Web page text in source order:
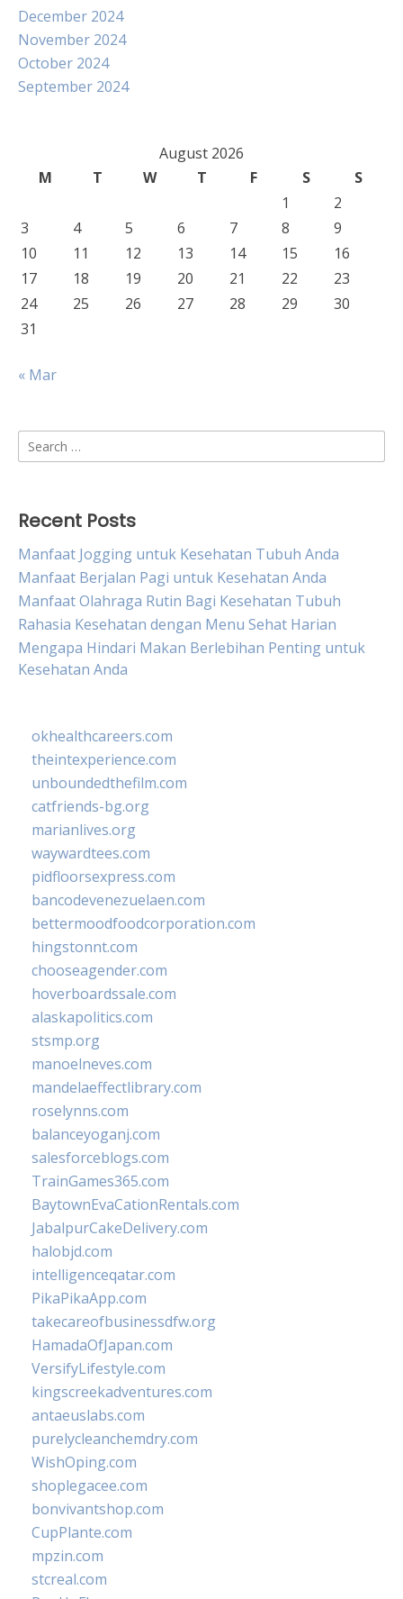
December 2024
November 2024
October 2024
September 2024
August 2026
M
T W T F S
S
1
2
3
4 5 6 7 8
9
10
11 12 13 14 15
16
17
18 19 20 21 22
23
24
25 26 27 28 29
30
31
« Mar
Search
for:
Recent Posts
Manfaat Jogging untuk Kesehatan Tubuh Anda
Manfaat Berjalan Pagi untuk Kesehatan Anda
Manfaat Olahraga Rutin Bagi Kesehatan Tubuh
Rahasia Kesehatan dengan Menu Sehat Harian
Mengapa Hindari Makan Berlebihan Penting untuk
Kesehatan Anda
okhealthcareers.com
theintexperience.com
unboundedthefilm.com
catfriends-bg.org
marianlives.org
waywardtees.com
pidfloorsexpress.com
bancodevenezuelaen.com
bettermoodfoodcorporation.com
hingstonnt.com
chooseagender.com
hoverboardssale.com
alaskapolitics.com
stsmp.org
manoelneves.com
mandelaeffectlibrary.com
roselynns.com
balanceyoganj.com
salesforceblogs.com
TrainGames365.com
BaytownEvaCationRentals.com
JabalpurCakeDelivery.com
halobjd.com
intelligenceqatar.com
PikaPikaApp.com
takecareofbusinessdfw.org
HamadaOfJapan.com
VersifyLifestyle.com
kingscreekadventures.com
antaeuslabs.com
purelycleanchemdry.com
WishOping.com
shoplegacee.com
bonvivantshop.com
CupPlante.com
mpzin.com
stcreal.com